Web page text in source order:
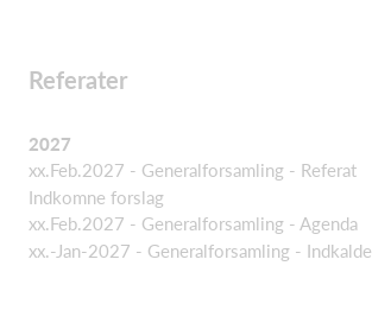
Referater
2027
xx.Feb.2027 - Generalforsamling - Referat
Indkomne forslag
xx.Feb.2027 - Generalforsamling - Agenda
xx.-Jan-2027 - Generalforsamling -